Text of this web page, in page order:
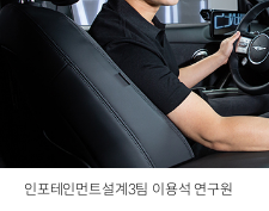
인포테인먼트설계3팀 이용석 연구원